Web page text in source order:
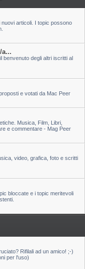
articoli. I topic possono
benvenuto degli altri iscritti al
e votati da Mac Peer
Musica, Film, Libri,
e commentare - Mag Peer
video, grafica, foto e scritti
bloccate e i topic meritevoli
Rifilali ad un amico! ;-)
per l'uso)